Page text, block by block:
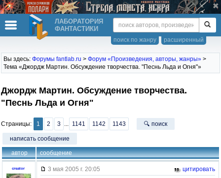
ЛАБОРАТОРИЯ
ФАНТАСТИКИ
расширенный
поиск по жанру
Вы здесь: Форумы fantlab.ru > Форум «Произведения, авторы, жанры» >
Тема «Джордж Мартин. Обсуждение творчества. "Песнь Льда и Огня"»
Джордж Мартин. Обсуждение творчества.
"Песнь Льда и Огня"
Страницы: 1 2 3 ... 1141 1142 1143 🔍 поиск
написать сообщение
автор сообщение
creator 3 мая 2005 г. 20:05
цитировать